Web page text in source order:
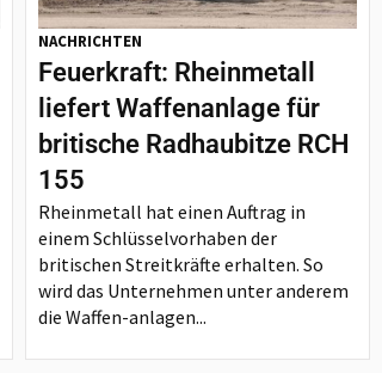
NACHRICHTEN
Feuerkraft: Rheinmetall
liefert Waffenanlage für
britische Radhaubitze RCH
155
Rheinmetall hat einen Auftrag in
einem Schlüsselvorhaben der
britischen Streitkräfte erhalten. So
wird das Unternehmen unter anderem
die Waffen-anlagen...